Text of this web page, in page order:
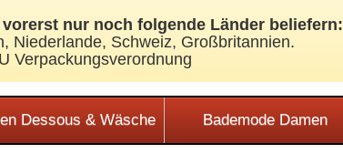
nur noch folgende Länder beliefern:
Niederlande, Schweiz, Großbritannien.
Verpackungsverordnung
Dessous & Wäsche Bademode Damen